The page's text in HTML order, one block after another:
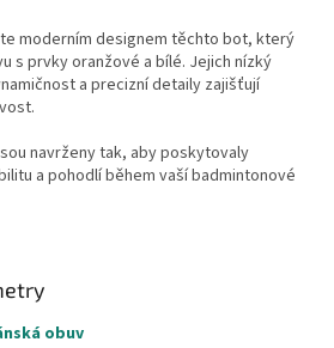
moderním designem těchto bot, který
s prvky oranžové a bílé. Jejich nízký
a precizní detaily zajišťují
navrženy tak, aby poskytovaly
a pohodlí během vaší badmintonové
obuv